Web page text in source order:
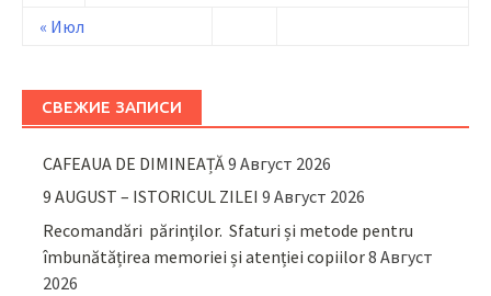
« Июл
СВЕЖИЕ ЗАПИСИ
CAFEAUA DE DIMINEAȚĂ9 Август 2026
9 AUGUST – ISTORICUL ZILEI 9 Август 2026
Recomandări părinţilor. Sfaturi și metode pentru
îmbunătățirea memoriei și atenției copiilor8 Август
2026